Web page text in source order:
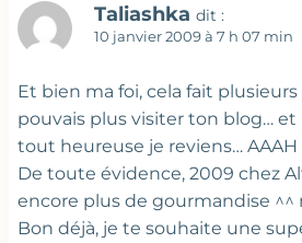
Taliashka dit :
10 janvier 2009 à 7 h 07 min
Et bien ma foi, cela fait
pouvais plus visiter ton blog… et
tout heureuse je reviens… AAAH
De toute évidence, 2009 chez
encore plus de gourmandise ^^
Bon déjà, je te souhaite une